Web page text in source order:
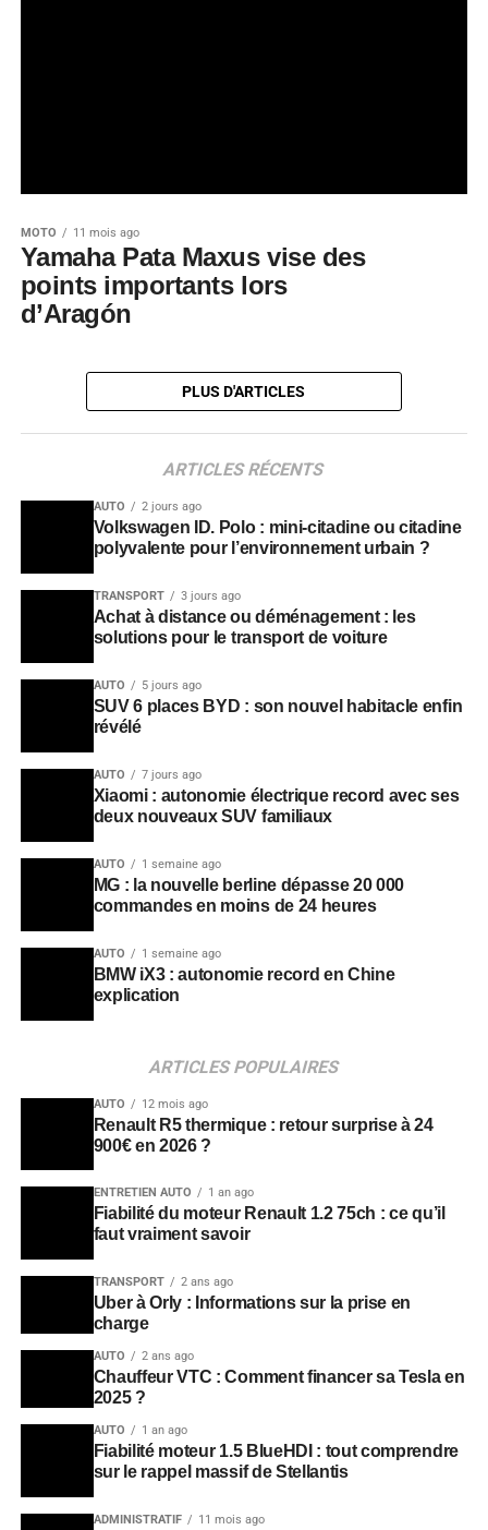
MOTO 11 mois ago
Yamaha Pata Maxus vise des
points importants lors
d’Aragón
ARTICLES RÉCENTS
AUTO 2 jours ago
Volkswagen ID. Polo : mini-citadine ou citadine
polyvalente pour l’environnement urbain ?
TRANSPORT 3 jours ago
Achat à distance ou déménagement : les
solutions pour le transport de voiture
AUTO 5 jours ago
SUV 6 places BYD : son nouvel habitacle enfin
révélé
AUTO 7 jours ago
Xiaomi : autonomie électrique record avec ses
deux nouveaux SUV familiaux
AUTO 1 semaine ago
MG : la nouvelle berline dépasse 20 000
commandes en moins de 24 heures
AUTO 1 semaine ago
BMW iX3 : autonomie record en Chine
explication
ARTICLES POPULAIRES
AUTO 12 mois ago
Renault R5 thermique : retour surprise à 24
900€ en 2026 ?
ENTRETIEN AUTO 1 an ago
Fiabilité du moteur Renault 1.2 75ch : ce qu’il
faut vraiment savoir
TRANSPORT 2 ans ago
Uber à Orly : Informations sur la prise en
charge
AUTO 2 ans ago
Chauffeur VTC : Comment financer sa Tesla en
2025 ?
AUTO 1 an ago
Fiabilité moteur 1.5 BlueHDI : tout comprendre
sur le rappel massif de Stellantis
ADMINISTRATIF 11 mois ago